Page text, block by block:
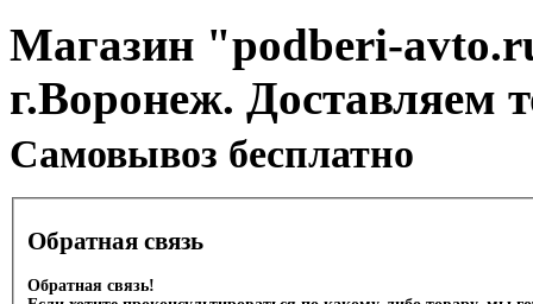
Магазин "podberi-
г.Воронеж. Доставляем
Cамовывоз бесплатно
Обратная связь
Обратная связь!